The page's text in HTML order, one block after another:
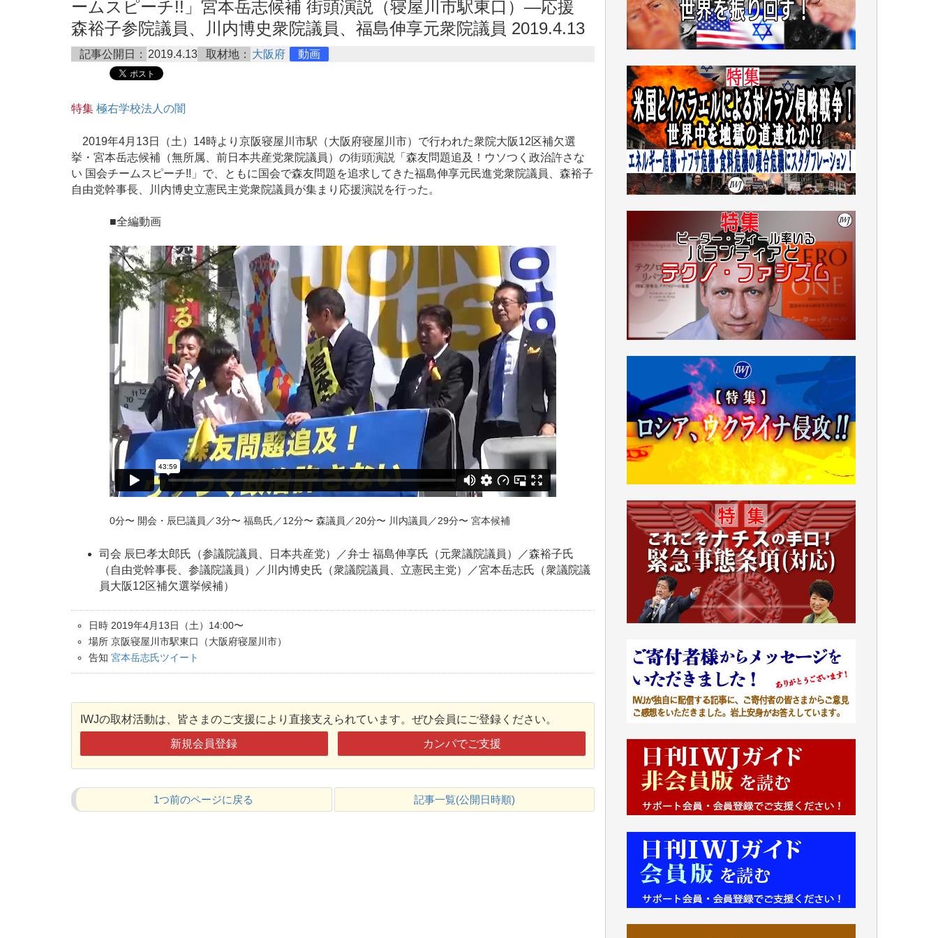
ームスピーチ!!」宮本岳志候補 街頭演説（寝屋川市駅東口）―応援
森裕子参院議員、川内博史衆院議員、福島伸享元衆院議員 2019.4.13
記事公開日： 2019.4.13 取材地： 大阪府 動画
特集 極右学校法人の闇
2019年4月13日（土）14時より京阪寝屋川市駅（大阪府寝屋川市）で行われた衆院大阪12区補欠選
挙・宮本岳志候補（無所属、前日本共産党衆院議員）の街頭演説「森友問題追及！ウソつく政治許さな
い 国会チームスピーチ!!」で、ともに国会で森友問題を追求してきた福島伸享元民進党衆院議員、森裕子
自由党幹事長、川内博史立憲民主党衆院議員が集まり応援演説を行った。
■全編動画
0分〜 開会・辰巳議員／3分〜 福島氏／12分〜 森議員／20分〜 川内議員／29分〜 宮本候補
司会 辰巳孝太郎氏（参議院議員、日本共産党）／弁士 福島伸享氏（元衆議院議員）／森裕子氏
（自由党幹事長、参議院議員）／川内博史氏（衆議院議員、立憲民主党）／宮本岳志氏（衆議院議
員大阪12区補欠選挙候補）
日時 2019年4月13日（土）14:00〜
場所 京阪寝屋川市駅東口（大阪府寝屋川市）
告知 宮本岳志氏ツイート
IWJの取材活動は、皆さまのご支援により直接支えられています。ぜひ会員にご登録ください。
新規会員登録 カンパでご支援
1つ前のページに戻る 記事一覧(公開日時順)